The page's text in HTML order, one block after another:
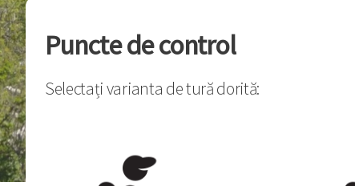
Puncte de control
Selectați varianta de tură dorită: